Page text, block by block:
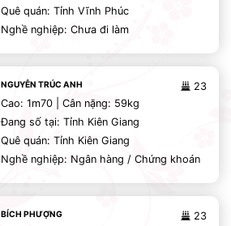
Quê quán: Tỉnh Vĩnh Phúc
Nghề nghiệp: Chưa đi làm
23
NGUYỄN TRÚC ANH
Cao: 1m70 | Cân nặng: 59kg
Đang số tại: Tỉnh Kiên Giang
Quê quán: Tỉnh Kiên Giang
Nghề nghiệp: Ngân hàng / Chứng khoán
23
BÍCH PHƯỢNG